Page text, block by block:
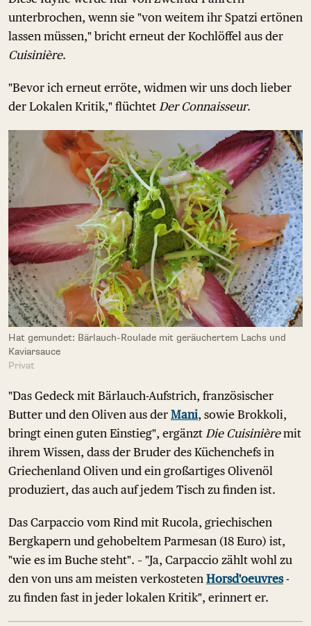
unterbrochen, wenn sie "von weitem ihr Spatzi ertönen
lassen müssen," bricht erneut der Kochlöffel aus der
Cuisinière.
"Bevor ich erneut erröte, widmen wir uns doch lieber
der Lokalen Kritik," flüchtet Der Connaisseur.
Hat gemundet: Bärlauch-Roulade mit geräuchertem Lachs und
Kaviarsauce
Privat
"Das Gedeck mit Bärlauch-Aufstrich, französischer
Butter und den Oliven aus der Mani, sowie Brokkoli,
bringt einen guten Einstieg", ergänzt Die Cuisinièremit
ihrem Wissen, dass der Bruder des Küchenchefs in
Griechenland Oliven und ein großartiges Olivenöl
produziert, das auch auf jedem Tisch zu finden ist.
Das Carpaccio vom Rind mit Rucola, griechischen
Bergkapern und gehobeltem Parmesan (18 Euro) ist,
"wie es im Buche steht". – "Ja, Carpaccio zählt wohl zu
den von uns am meisten verkosteten Horsd'oeuvres-
zu finden fast in jeder lokalen Kritik", erinnert er.